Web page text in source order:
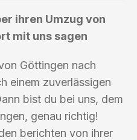
ihren Umzug von
mit uns sagen
Göttingen nach
einem zuverlässigen
bist du bei uns, dem
genau richtig!
berichten von ihrer